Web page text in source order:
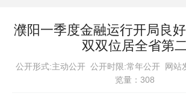
濮阳一季度金融运行开局良
双双位居全省第
公开形式:主动公开 公开时限:常年公开
网站
览量： 308